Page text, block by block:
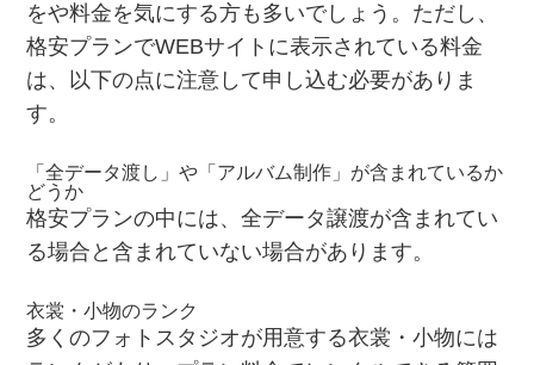
をや料金を気にする方も多いでしょう。ただし、
格安プランでWEBサイトに表示されている料金
は、以下の点に注意して申し込む必要がありま
す。
「全データ渡し」や「アルバム制作」が含まれているか
どうか
格安プランの中には、全データ譲渡が含まれてい
る場合と含まれていない場合があります。
衣裳・小物のランク
多くのフォトスタジオが用意する衣裳・小物には